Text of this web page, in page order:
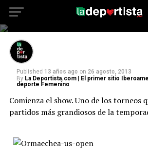
ofrece los partidos más grandiosos de la
Published 13 años ago on 26 agosto, 2013
By La Deportista.com | El primer sitio
deporte Femenino
Comienza el show. Uno de los torneos
partidos más grandiosos de la